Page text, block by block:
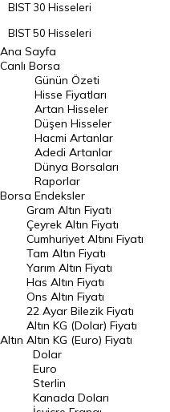
BIST 30 Hisseleri
BIST 50 Hisseleri
BIST 100 Hisseleri
En Çok Artan Hisseler
En Çok Düşen Hisseler
Hacmi Artanlar
Geçmiş Kapanışlar
Dünya Borsaları
Raporlar
Endeksler
DÖVİZ
Döviz Kuru
Dolar Kuru
Euro Kuru
Pound Kuru
Frank Kuru
Ana Sayfa
Canlı Borsa
Borsa
Günün Özeti
Hisse Fiyatları
Artan Hisseler
Düşen Hisseler
Hacmi Artanlar
Adedi Artanlar
Dünya Borsaları
Raporlar
Endeksler
Altın
Gram Altın Fiyatı
Çeyrek Altın Fiyatı
Cumhuriyet Altını Fiyatı
Tam Altın Fiyatı
Yarım Altın Fiyatı
Has Altın Fiyatı
Ons Altın Fiyatı
22 Ayar Bilezik Fiyatı
Altın KG (Dolar) Fiyatı
Altın KG (Euro) Fiyatı
Dolar
Euro
Sterlin
Kanada Doları